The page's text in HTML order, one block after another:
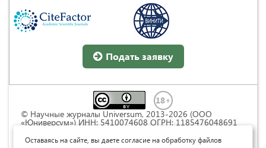
Подать заявку
© Научные журналы Universum, 2013-2026 (ООО
«Юниверсум») ИНН: 5410074608 ОГРН: 1185476048691
Commons « Attribution» («Атрибуция») 4.0
Оставаясь на сайте, вы даете согласие на обработку файлов